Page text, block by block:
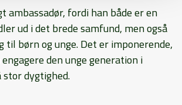
ambassadør, fordi han både er en
ud i det brede samfund, men også
til børn og unge. Det er imponerende,
den unge generation i
dygtighed.